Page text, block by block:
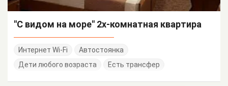
"С видом на море" 2х-комнатная квартира
Интернет Wi-Fi
Автостоянка
Дети любого возраста
Есть трансфер